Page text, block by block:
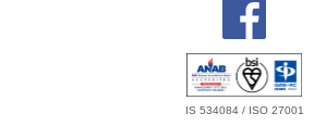
IS 534084 / ISO 27001